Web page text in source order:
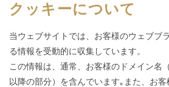
クッキーについて
当ウェブサイトでは、お客様のウェブブ
る情報を受動的に収集しています。
この情報は、通常、お客様のドメイン名
以降の部分）を含んでいます｡また、お